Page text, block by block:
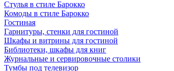
Стулья в стиле Барокко
Комоды в стиле Барокко
Гостиная
Гарнитуры, стенки для гостиной
Шкафы и витрины для гостиной
Библиотеки, шкафы для книг
Журнальные и сервировочные столики
Тумбы под телевизор